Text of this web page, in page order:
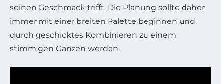
seinen Geschmack trifft. Die Planung sollte daher
immer mit einer breiten Palette beginnen und
durch geschicktes Kombinieren zu einem
stimmigen Ganzen werden.